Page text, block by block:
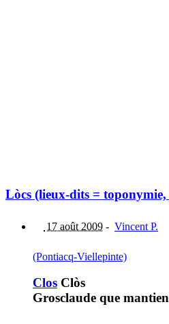
Lòcs (lieux-dits = toponymie,
17 août 2009 - Vincent P.
(Pontiacq-Viellepinte)
Clos Clòs
Grosclaude que